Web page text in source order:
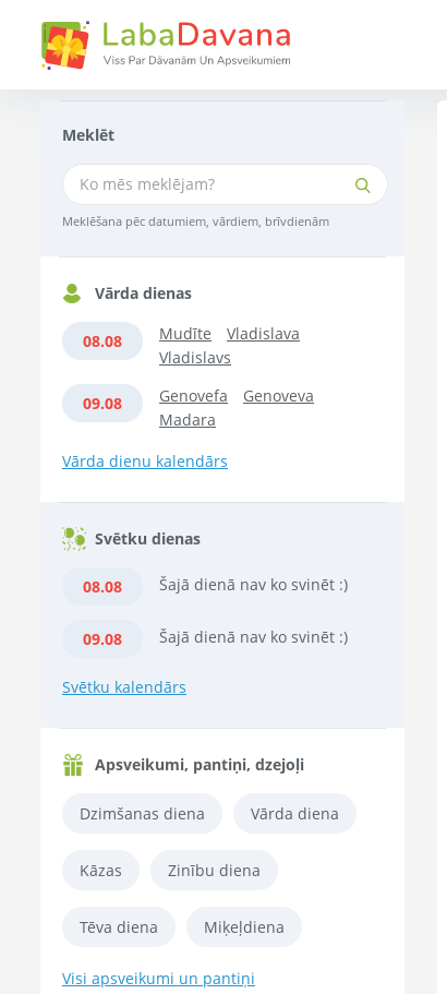
Meklēt
Meklēšana pēc datumiem, vārdiem, brīvdienām
Vārda dienas
08.08 Mudīte
Vladislava
Vladislavs
09.08 Genovefa
Genoveva
Madara
Vārda dienu kalendārs
Svētku dienas
08.08 Šajā dienā nav ko svinēt :)
09.08 Šajā dienā nav ko svinēt :)
Svētku kalendārs
Apsveikumi, pantiņi, dzejoļi
Dzimšanas diena Vārda diena
Kāzas Zinību diena
Tēva diena Miķeļdiena
Visi apsveikumi un pantiņi